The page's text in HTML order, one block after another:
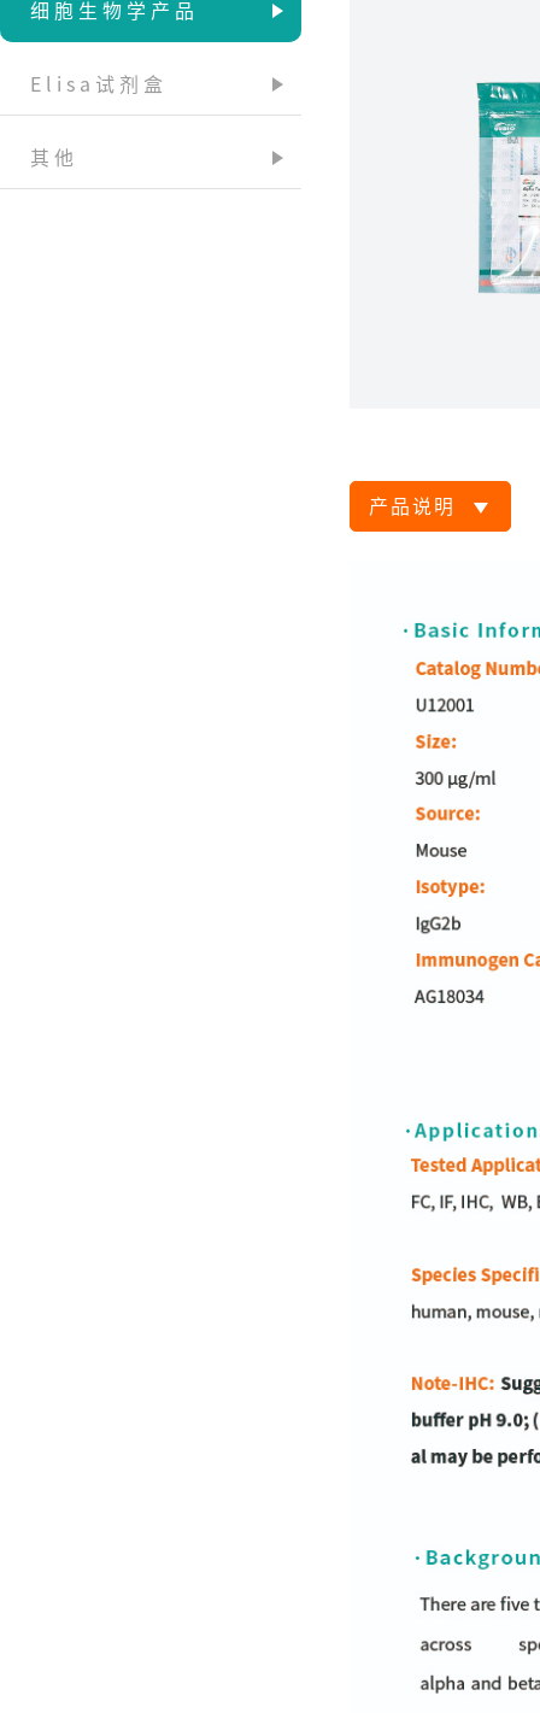
细胞生物学产品
Elisa试剂盒
其他
产品说明